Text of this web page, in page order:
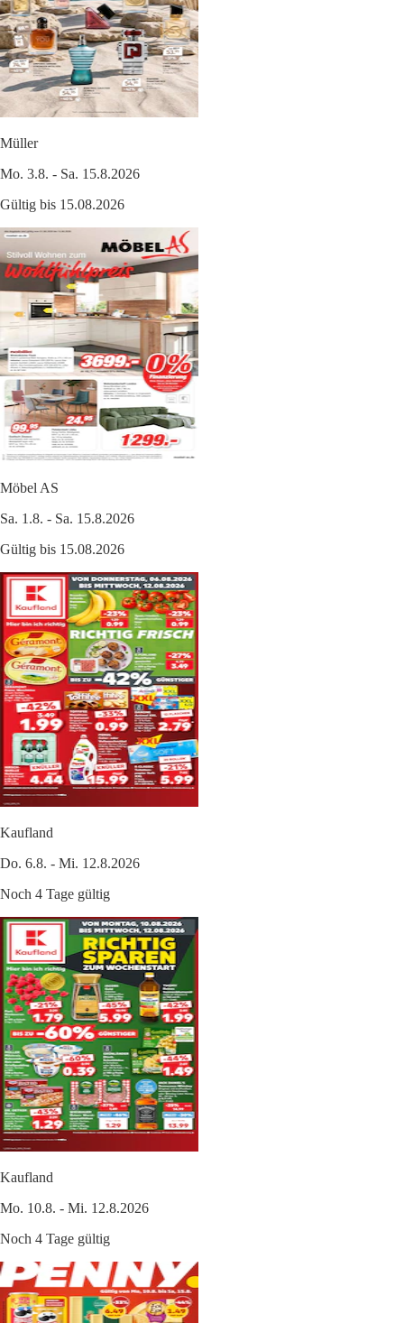
Müller
Mo. 3.8. - Sa. 15.8.2026
Gültig bis 15.08.2026
Möbel AS
Sa. 1.8. - Sa. 15.8.2026
Gültig bis 15.08.2026
Kaufland
Do. 6.8. - Mi. 12.8.2026
Noch 4 Tage gültig
Kaufland
Mo. 10.8. - Mi. 12.8.2026
Noch 4 Tage gültig